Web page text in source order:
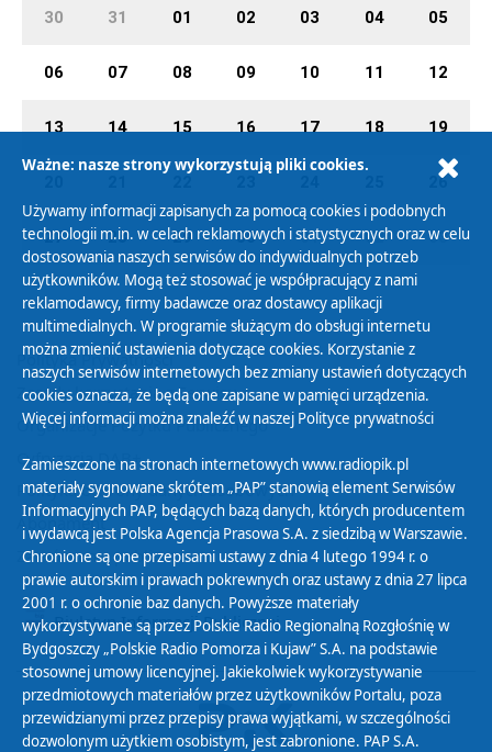
30 31 01 02 03 04 05
06 07 08 09 10 11 12
13 14 15 16 17 18 19
26
27 28 29 30 01 02 03
Polityka Prywatności
Zasady korzystania z Serwisu
Organizacje Pożytku Publicznego
Cyfryzacja DAB+
Polityka ochrony danych osobowych
Abonament
Zamówienia publiczne
Biuletyn Informacji Publicznej
Ważne: nasze strony wykorzystują pliki cookies.
Używamy informacji zapisanych za pomocą cookies i podobnych
technologii m.in. w celach reklamowych i statystycznych oraz w celu
dostosowania naszych serwisów do indywidualnych potrzeb
użytkowników. Mogą też stosować je współpracujący z nami
reklamodawcy, firmy badawcze oraz dostawcy aplikacji
multimedialnych. W programie służącym do obsługi internetu
można zmienić ustawienia dotyczące cookies. Korzystanie z
naszych serwisów internetowych bez zmiany ustawień dotyczących
cookies oznacza, że będą one zapisane w pamięci urządzenia.
Więcej informacji można znaleźć w naszej Polityce prywatności
Zamieszczone na stronach internetowych www.radiopik.pl
materiały sygnowane skrótem „PAP” stanowią element Serwisów
Informacyjnych PAP, będących bazą danych, których producentem
i wydawcą jest Polska Agencja Prasowa S.A. z siedzibą w Warszawie.
Chronione są one przepisami ustawy z dnia 4 lutego 1994 r. o
prawie autorskim i prawach pokrewnych oraz ustawy z dnia 27 lipca
2001 r. o ochronie baz danych. Powyższe materiały
wykorzystywane są przez Polskie Radio Regionalną Rozgłośnię w
Bydgoszczy „Polskie Radio Pomorza i Kujaw” S.A. na podstawie
stosownej umowy licencyjnej. Jakiekolwiek wykorzystywanie
przedmiotowych materiałów przez użytkowników Portalu, poza
przewidzianymi przez przepisy prawa wyjątkami, w szczególności
dozwolonym użytkiem osobistym, jest zabronione. PAP S.A.